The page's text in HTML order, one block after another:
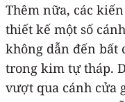
Thêm nữa, các
thiết kế một số
không dẫn đến bất
trong kim tự tháp.
vượt qua cánh cửa